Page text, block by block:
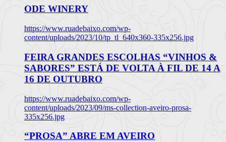
ODE WINERY
https://www.ruadebaixo.com/wp-
content/uploads/2023/10/tp_tl_640x360-335x256.jpg
FEIRA GRANDES ESCOLHAS “VINHOS &
SABORES” ESTÁ DE VOLTA À FIL DE 14 A
16 DE OUTUBRO
https://www.ruadebaixo.com/wp-
content/uploads/2023/09/ms-collection-aveiro-prosa-
335x256.jpg
“PROSA” ABRE EM AVEIRO